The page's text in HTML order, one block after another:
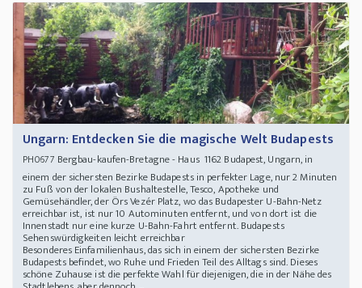
Ungarn: Entdecken Sie die magische Welt Budapests
PH0677 Bergbau-kaufen-Bretagne - Haus 1162 Budapest, Ungarn, in
einem der sichersten Bezirke Budapests in perfekter Lage, nur 2 Minuten
zu Fuß von der lokalen Bushaltestelle, Tesco, Apotheke und
Gemüsehändler, der Örs Vezér Platz, wo das Budapester U-Bahn-Netz
erreichbar ist, ist nur 10 Autominuten entfernt, und von dort ist die
Innenstadt nur eine kurze U-Bahn-Fahrt entfernt. Budapests
Sehenswürdigkeiten leicht erreichbar
Besonderes Einfamilienhaus, das sich in einem der sichersten Bezirke
Budapests befindet, wo Ruhe und Frieden Teil des Alltags sind. Dieses
schöne Zuhause ist die perfekte Wahl für diejenigen, die in der Nähe des